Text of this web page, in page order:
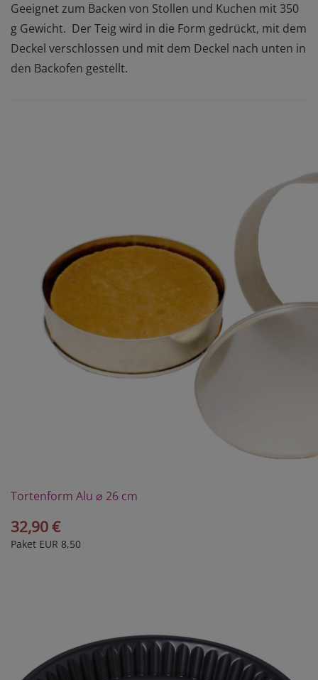
Geeignet zum Backen von Stollen und Kuchen mit 350
g Gewicht. Der Teig wird in die Form gedrückt, mit dem
Deckel verschlossen und mit dem Deckel nach unten in
den Backofen gestellt.
Tortenform Alu ⌀ 26 cm
32,90 €
Paket EUR 8,50